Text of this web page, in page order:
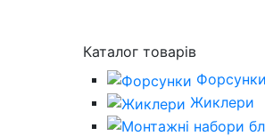
Каталог товарів
Форсунки
Жиклери